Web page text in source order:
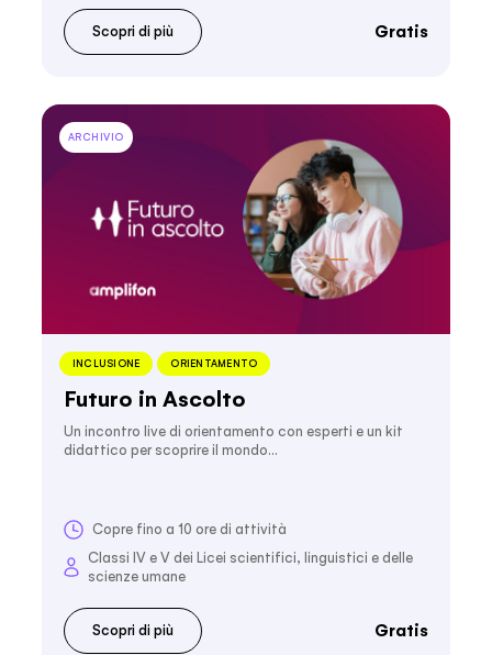
Scopri di più Gratis
ARCHIVIO
INCLUSIONE ORIENTAMENTO
Futuro in Ascolto
Un incontro live di orientamento con esperti e un kit
didattico per scoprire il mondo…
Copre fino a 10 ore di attività
Classi IV e V dei Licei scientifici, linguistici e delle
scienze umane
Scopri di più Gratis